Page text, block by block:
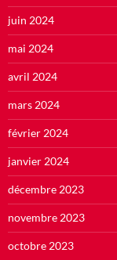
juin 2024
mai 2024
avril 2024
mars 2024
février 2024
janvier 2024
décembre 2023
novembre 2023
octobre 2023